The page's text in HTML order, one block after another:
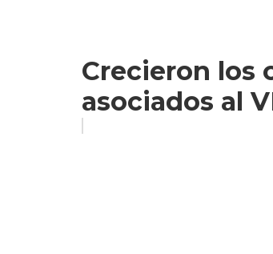
Crecieron los
asociados al